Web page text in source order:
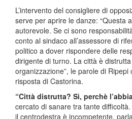
L’intervento del consigliere di
serve per aprire le danze: “Questa
autorevole. Se ci sono
conto al sindaco all’assessore di
politico a dover rispondere delle
dirigente di turno. La città è
organizzazione”, le parole di
risposta di Castorina.
“Città distrutta? Sì, perchè
cercato di sanare tra tante
il centrodestra è incompetente,